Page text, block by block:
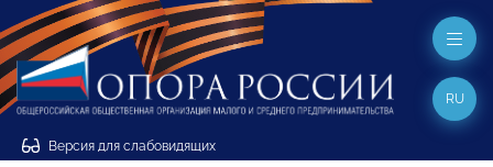
Версия для слабовидящих
RU